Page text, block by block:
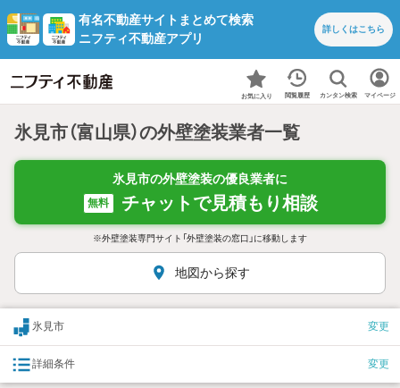
有名不動産サイトまとめて検索
ニフティ不動産アプリ
詳しくはこちら
お気に入り 閲覧履歴 カンタン検索 マイページ
氷見市（富山県）の外壁塗装業者一覧
氷見市の外壁塗装の優良業者に
無料 チャットで見積もり相談
※外壁塗装専門サイト「外壁塗装の窓口」に移動します
地図から探す
氷見市 変更
詳細条件 変更